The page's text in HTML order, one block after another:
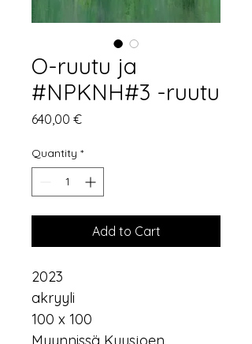
O-ruutu ja
#NPKNH#3 -ruutu
640,00 €Price
Quantity *
Add to Cart
2023
akryyli
100 x 100